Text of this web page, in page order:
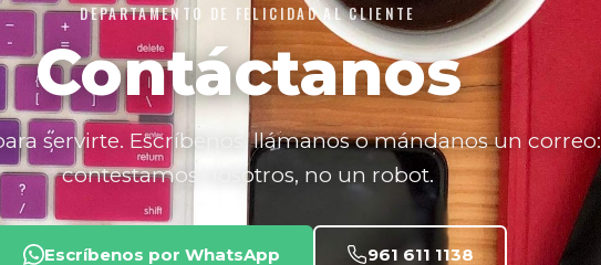
DEPARTAMENTO DE FELICIDAD AL CLIENTE
Contáctanos
servirte. Escríbenos, llámanos o mándanos un correo:
contestamos nosotros, no un robot.
Escríbenos por WhatsApp 961 611 1138